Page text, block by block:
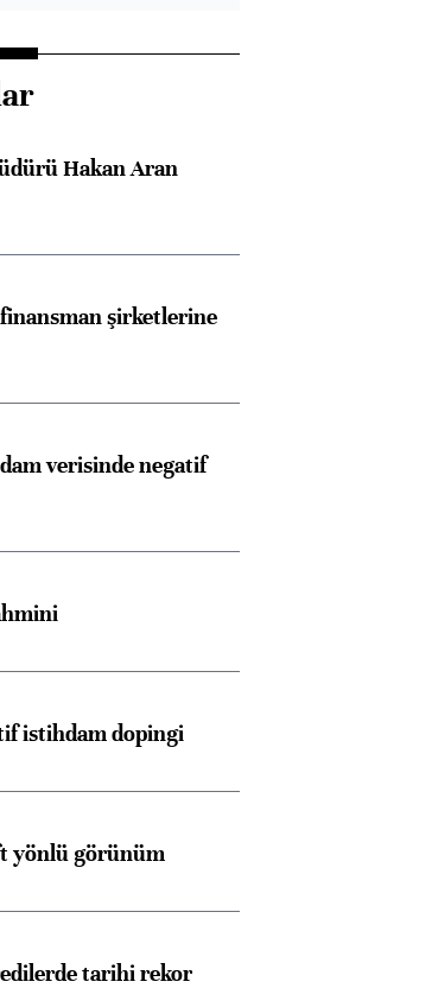
Hakan Aran
şirketlerine
verisinde negatif
istihdam dopingi
yönlü görünüm
tarihi rekor